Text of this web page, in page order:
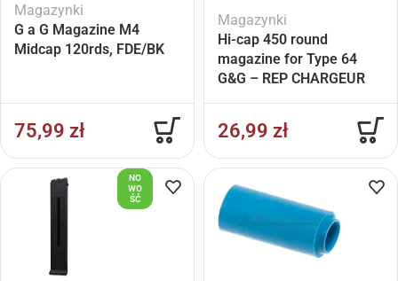
Magazynki
G a G Magazine M4
Midcap 120rds, FDE/BK
75,99 zł
Magazynki
Hi-cap 450 round
magazine for Type 64
G&G – REP CHARGEUR
26,99 zł
NO
WO
ŚĆ